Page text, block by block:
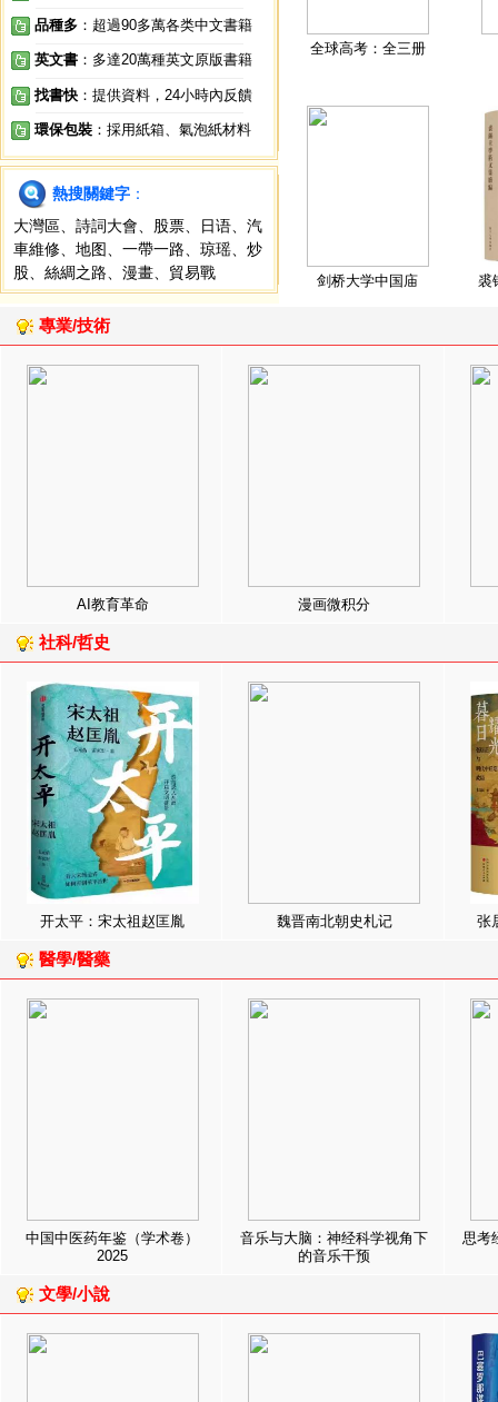
品種多 ：超過90多萬各类中文書籍
英文書 ：多達20萬種英文原版書籍
找書快 ：提供資料，24小時內反饋
環保包裝 ：採用紙箱、氣泡紙材料
熱搜關鍵字 ：
大灣區
詩詞大會 股票 日语
汽
車維修
地图 一帶一路 琼瑶
炒
股
絲綢之路 漫畫 貿易戰
全球高考：全三册
剑桥大学中国庙 裘
專業/技術
AI教育革命 漫画微积分
社科/哲史
开太平：宋太祖赵匡胤 魏晋南北朝史札记 张
醫學/醫藥
中国中医药年鉴（学术卷）
2025
音乐与大脑：神经科学视角下
的音乐干预
思考
文學/小說